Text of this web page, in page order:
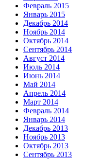
Февраль 2015
Январь 2015
Декабрь 2014
Ноябрь 2014
Октябрь 2014
Сентябрь 2014
Август 2014
Июль 2014
Июнь 2014
Май 2014
Апрель 2014
Март 2014
Февраль 2014
Январь 2014
Декабрь 2013
Ноябрь 2013
Октябрь 2013
Сентябрь 2013